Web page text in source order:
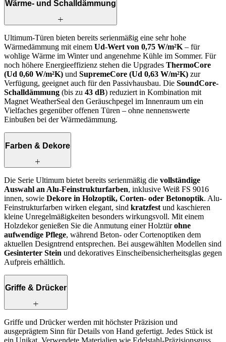
Wärme- und Schalldämmung
Ultimum-Türen bieten bereits serienmäßig eine sehr hohe
Wärmedämmung mit einem Ud-Wert von 0,75 W/m²K – für
wohlige Wärme im Winter und angenehme Kühle im Sommer. Für
noch höhere Energieeffizienz stehen die Upgrades ThermoCore
(Ud 0,60 W/m²K) und SupremeCore (Ud 0,63 W/m²K) zur
Verfügung, geeignet auch für den Passivhausbau. Die SoundCore-
Schalldämmung (bis zu 43 dB) reduziert in Kombination mit
Magnet WeatherSeal den Geräuschpegel im Innenraum um ein
Vielfaches gegenüber offenen Türen – ohne nennenswerte
Einbußen bei der Wärmedämmung.
Farben & Dekore
Die Serie Ultimum bietet bereits serienmäßig die vollständige
Auswahl an Alu-Feinstrukturfarben, inklusive Weiß FS 9016
innen, sowie Dekore in Holzoptik, Corten‑ oder Betonoptik. Alu-
Feinstrukturfarben wirken elegant, sind kratzfest und kaschieren
kleine Unregelmäßigkeiten besonders wirkungsvoll. Mit einem
Holzdekor genießen Sie die Anmutung einer Holztürohne
aufwendige Pflege, während Beton‑ oder Cortenoptiken dem
aktuellen Designtrend entsprechen. Bei ausgewählten Modellen sind
Gesinterter Stein und dekoratives Einscheibensicherheitsglas gegen
Aufpreis erhältlich.
Griffe & Drücker
Griffe und Drücker werden mit höchster Präzision und
ausgeprägtem Sinn für Details von Hand gefertigt. Jedes Stück ist